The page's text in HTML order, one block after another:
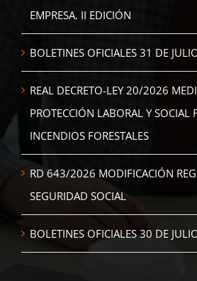
EMPRESA. II EDICIÓN
BOLETINES OFICIALES 31 DE
REAL DECRETO-LEY 20/2026
PROTECCIÓN LABORAL Y SOCIAL
INCENDIOS FORESTALES
RD 643/2026 MODIFICACIÓN
SEGURIDAD SOCIAL
BOLETINES OFICIALES 30 DE